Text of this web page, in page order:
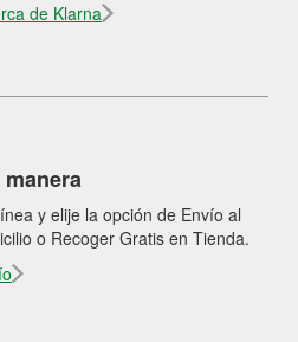
de Klarna
y elije la opción de Envío al
o Recoger Gratis en Tienda.